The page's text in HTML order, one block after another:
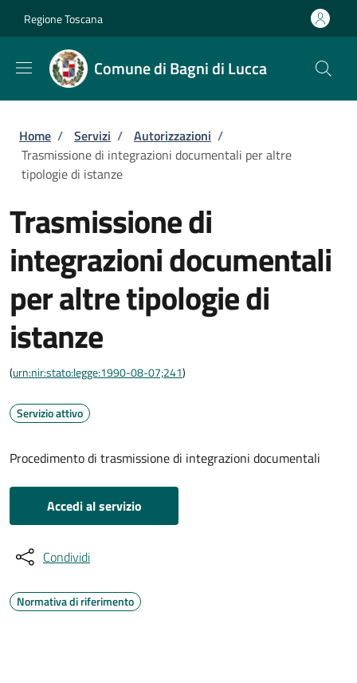
Regione Toscana
Comune di Bagni di Lucca
Briciole di pane
Home / Servizi / Autorizzazioni /
Trasmissione di integrazioni documentali per altre
tipologie di istanze
Trasmissione di
integrazioni documentali
per altre tipologie di
istanze
(urn:nir:stato:legge:1990-08-07;241)
Servizio attivo
Procedimento di trasmissione di integrazioni documentali
Accedi al servizio
Condividi
Normativa di riferimento